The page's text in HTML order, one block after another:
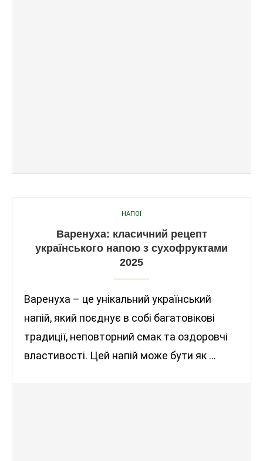
НАПОЇ
Варенуха: класичний рецепт
українського напою з сухофруктами
2025
Варенуха – це унікальний український
напій, який поєднує в собі багатовікові
традиції, неповторний смак та оздоровчі
властивості. Цей напій може бути як …